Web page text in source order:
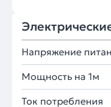
Напряжение
Мощность на 1м
Ток потребления